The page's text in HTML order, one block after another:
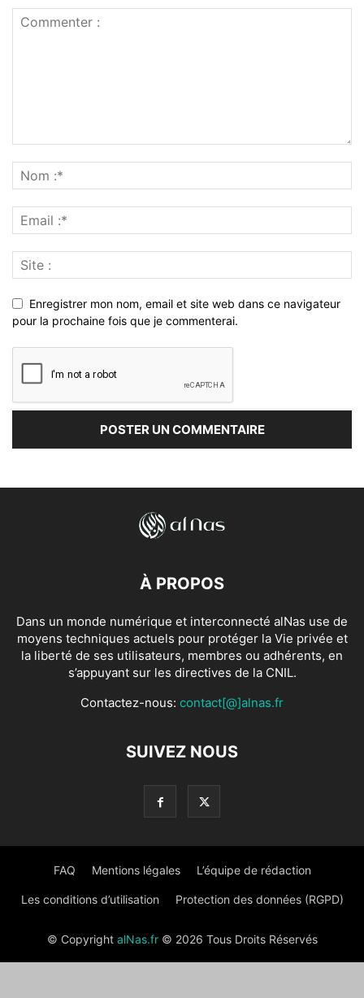
Enregistrer mon nom, email et site web dans ce navigateur
pour la prochaine fois que je commenterai.
À PROPOS
Dans un monde numérique et interconnecté alNas use de
moyens techniques actuels pour protéger la Vie privée et
la liberté de ses utilisateurs, membres ou adhérents, en
s’appuyant sur les directives de la CNIL.
Contactez-nous: contact[@]alnas.fr
SUIVEZ NOUS
FAQ Mentions légales L’équipe de rédaction
Les conditions d’utilisation Protection des données (RGPD)
© Copyright alNas.fr© 2026 Tous Droits Réservés